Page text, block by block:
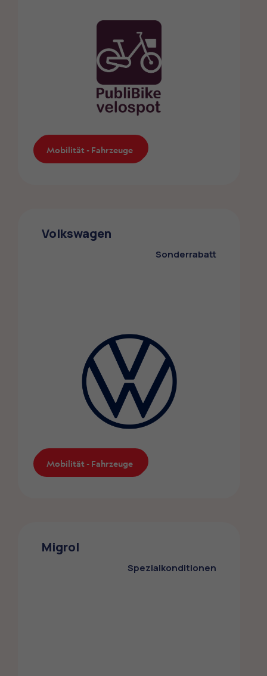
Mobilität - Fahrzeuge
Die ZMLP-Mitglieder profitieren von
Spezialkonditionen bei PubliBike
Mobilität - Fahrzeuge
Mobilität - Fahrzeuge
Die ZMLP-Mitglieder profitieren von einem
Sonderrabatt bei Volkswagen.
Mobilität - Fahrzeuge
Volkswagen
Sonderrabatt
Migrol
Spezialkonditionen